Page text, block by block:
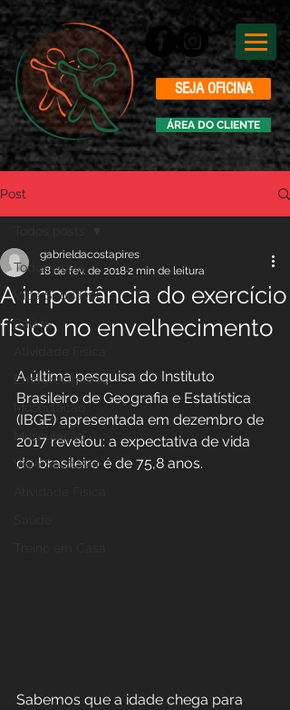
SEJA OFICINA
ÁREA DO CLIENTE
Post
Todos posts
Vida Saudável
Saúde
Emagrecimento
Musculação
Musculação
Vida Saudável
A importância do exercício
físico no envelhecimento
gabrieldacostapires
18 de fev. de 20182 min de leitura
A última pesquisa do Instituto
Brasileiro de Geografia e Estatística
(IBGE) apresentada em dezembro de
2017 revelou: a expectativa de vida
do brasileiro é de 75,8 anos.
Sabemos que a idade chega para